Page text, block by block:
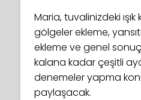
Maria, tuvalinizdeki
gölgeler ekleme,
ekleme ve genel
kalana kadar çeşitli
denemeler yapma
paylaşacak.